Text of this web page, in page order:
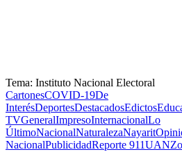
Tema: Instituto Nacional Electoral
CartonesCOVID-19De
InterésDeportesDestacadosEdictos
TVGeneralImpresoInternacionalLo
ÚltimoNacionalNaturalezaNayarit
NacionalPublicidadReporte 911UAN